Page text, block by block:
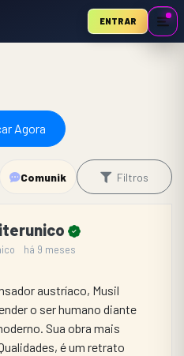
ENTRAR
Agora
Comunik Filtros
há 9 meses
austríaco, Musil
o ser humano diante
Sua obra mais
é um retrato